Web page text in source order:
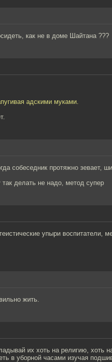
как не в доме Шайтана ???
адскими муками.
собеседник протяжно зевает,
делать не надо, метод супер
упыри воспитатели,
жить.
их хоть на религию, хоть
в уборной часами изучая